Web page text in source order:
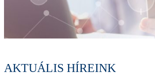
AKTUÁLIS HÍREINK